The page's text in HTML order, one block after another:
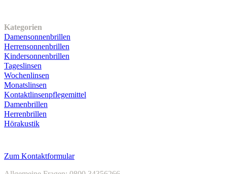
Kategorien
Damensonnenbrillen
Herrensonnenbrillen
Kindersonnenbrillen
Tageslinsen
Wochenlinsen
Monatslinsen
Kontaktlinsenpflegemittel
Damenbrillen
Herrenbrillen
Hörakustik
Zum Kontaktformular